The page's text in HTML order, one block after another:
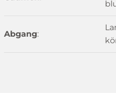
Abgang: